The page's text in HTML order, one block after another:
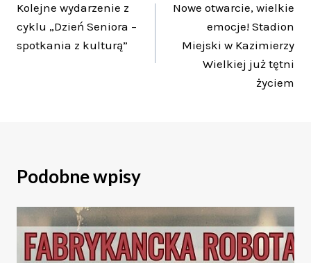
wpisu
Kolejne wydarzenie z
cyklu „Dzień Seniora –
spotkania z kulturą”
Nowe otwarcie, wielkie
emocje! Stadion
Miejski w Kazimierzy
Wielkiej już tętni
życiem
Podobne wpisy